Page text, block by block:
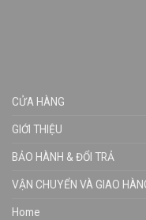
CỬA HÀNG
GIỚI THIỆU
BẢO HÀNH & ĐỔI TRẢ
VẬN CHUYỂN VÀ GIAO
Home